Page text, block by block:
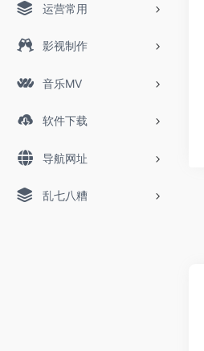
运营常用
影视制作
音乐MV
软件下载
导航网址
乱七八糟